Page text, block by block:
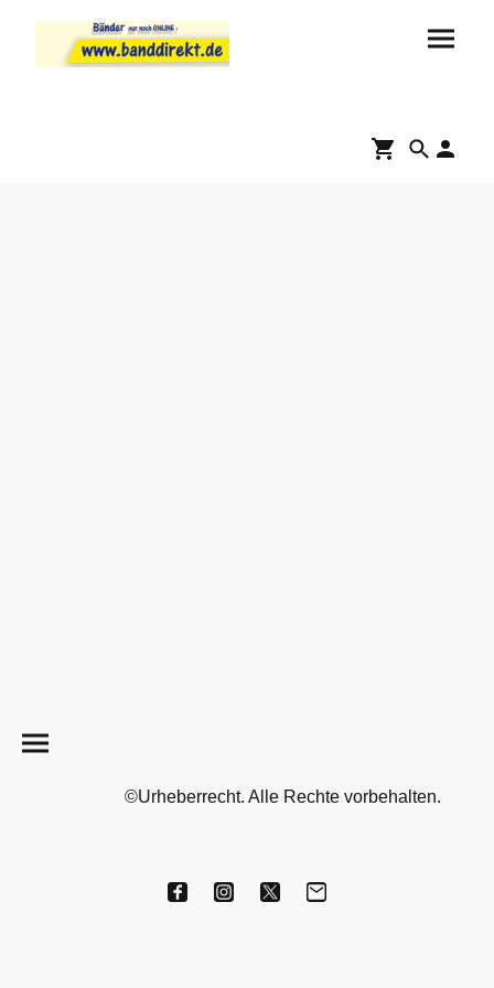
©Urheberrecht. Alle Rechte vorbehalten.